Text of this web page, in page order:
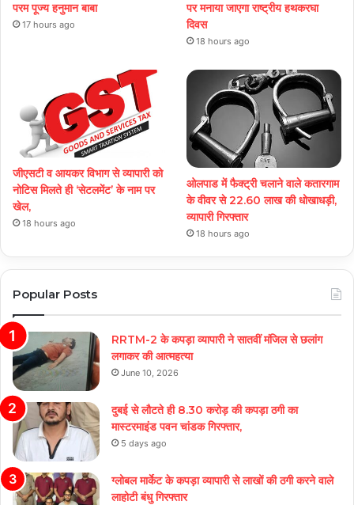
परम पूज्य हनुमान बाबा
17 hours ago
पर मनाया जाएगा राष्ट्रीय हथकरघा
दिवस
18 hours ago
जीएसटी व आयकर विभाग से व्यापारी को
नोटिस मिलते ही ‘सेटलमेंट’ के नाम पर
खेल,
18 hours ago
ओलपाड में फैक्ट्री चलाने वाले कतारगाम
के वीवर से 22.60 लाख की धोखाधड़ी,
व्यापारी गिरफ्तार
18 hours ago
Popular Posts
RRTM-2 के कपड़ा व्यापारी ने सातवीं मंजिल से छलांग
लगाकर की आत्महत्या
June 10, 2026
दुबई से लौटते ही 8.30 करोड़ की कपड़ा ठगी का
मास्टरमाइंड पवन चांडक गिरफ्तार,
5 days ago
ग्लोबल मार्केट के कपड़ा व्यापारी से लाखों की ठगी करने वाले
लाहोटी बंधु गिरफ्तार